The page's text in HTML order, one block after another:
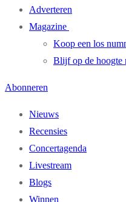
Adverteren
Magazine
Koop een los
Blijf op de hoogte
Abonneren
Nieuws
Recensies
Concertagenda
Livestream
Blogs
Winnen